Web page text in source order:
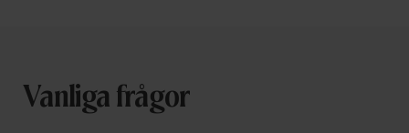
Vanliga frågor